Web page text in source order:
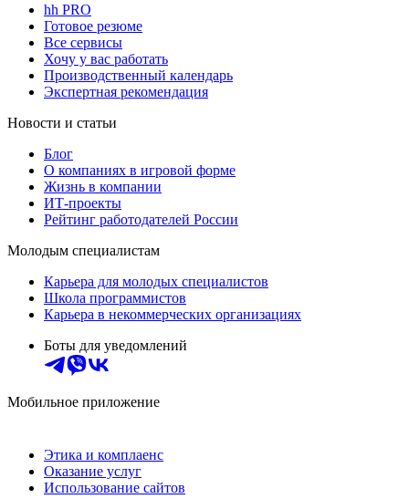
hh PRO
Готовое резюме
Все сервисы
Хочу у вас работать
Производственный календарь
Экспертная рекомендация
Новости и статьи
Блог
О компаниях в игровой форме
Жизнь в компании
ИТ-проекты
Рейтинг работодателей России
Молодым специалистам
Карьера для молодых специалистов
Школа программистов
Карьера в некоммерческих организациях
Боты для уведомлений
Мобильное приложение
Этика и комплаенс
Оказание услуг
Использование сайтов